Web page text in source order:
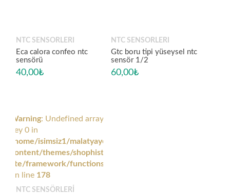
NTC SENSÖRLERI
Eca calora confeo ntc
sensörü
40,00₺
NTC SENSÖRLERI
Gtc boru tipi yüseysel ntc
sensör 1/2
60,00₺
Warning: Undefined array
key 0 in
/home/isimsiz1/malatyayedekparca.com/wp-
content/themes/shophistic-
lite/framework/functions/woocommerce_support.php
on line 178
NTC SENSÖRLERI